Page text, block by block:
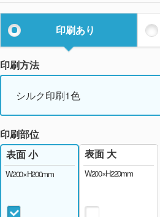
印刷あり
印刷方法
シルク印刷1色
印刷部位
表面 小
W200×H200mm
表面 大
W200×H220mm